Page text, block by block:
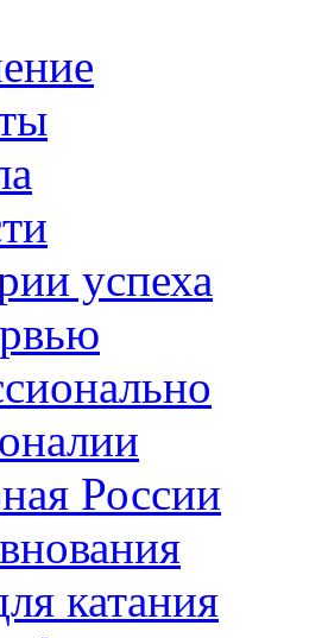
успеха
России
катания